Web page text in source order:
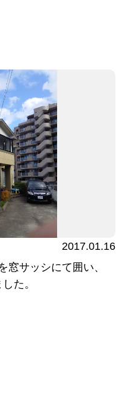
2017.01.16
窓サッシにて囲い、
た。